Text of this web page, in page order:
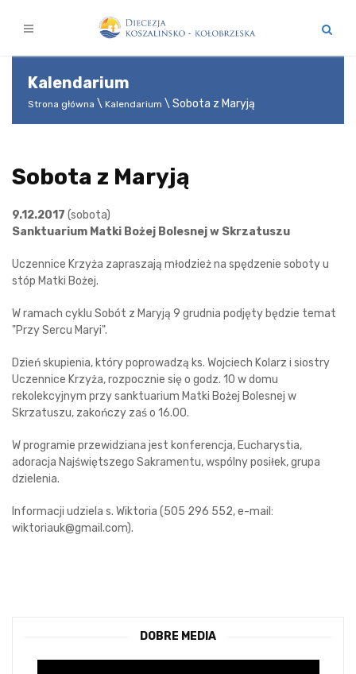
Kalendarium
Strona główna Kalendarium Sobota z Maryją
Sobota z Maryją
9.12.2017 (sobota)
Sanktuarium Matki Bożej Bolesnej w Skrzatuszu
Uczennice Krzyża zapraszają młodzież na spędzenie soboty u
stóp Matki Bożej.
W ramach cyklu Sobót z Maryją 9 grudnia podjęty będzie temat
"Przy Sercu Maryi".
Dzień skupienia, który poprowadzą ks. Wojciech Kolarz i siostry
Uczennice Krzyża, rozpocznie się o godz. 10 w domu
rekolekcyjnym przy sanktuarium Matki Bożej Bolesnej w
Skrzatuszu, zakończy zaś o 16.00.
W programie przewidziana jest konferencja, Eucharystia,
adoracja Najświętszego Sakramentu, wspólny posiłek, grupa
dzielenia.
Informacji udziela s. Wiktoria (505 296 552, e-mail:
wiktoriauk@gmail.com).
DOBRE MEDIA